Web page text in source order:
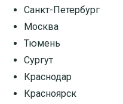
Санкт-Петербург
Москва
Тюмень
Сургут
Краснодар
Красноярск